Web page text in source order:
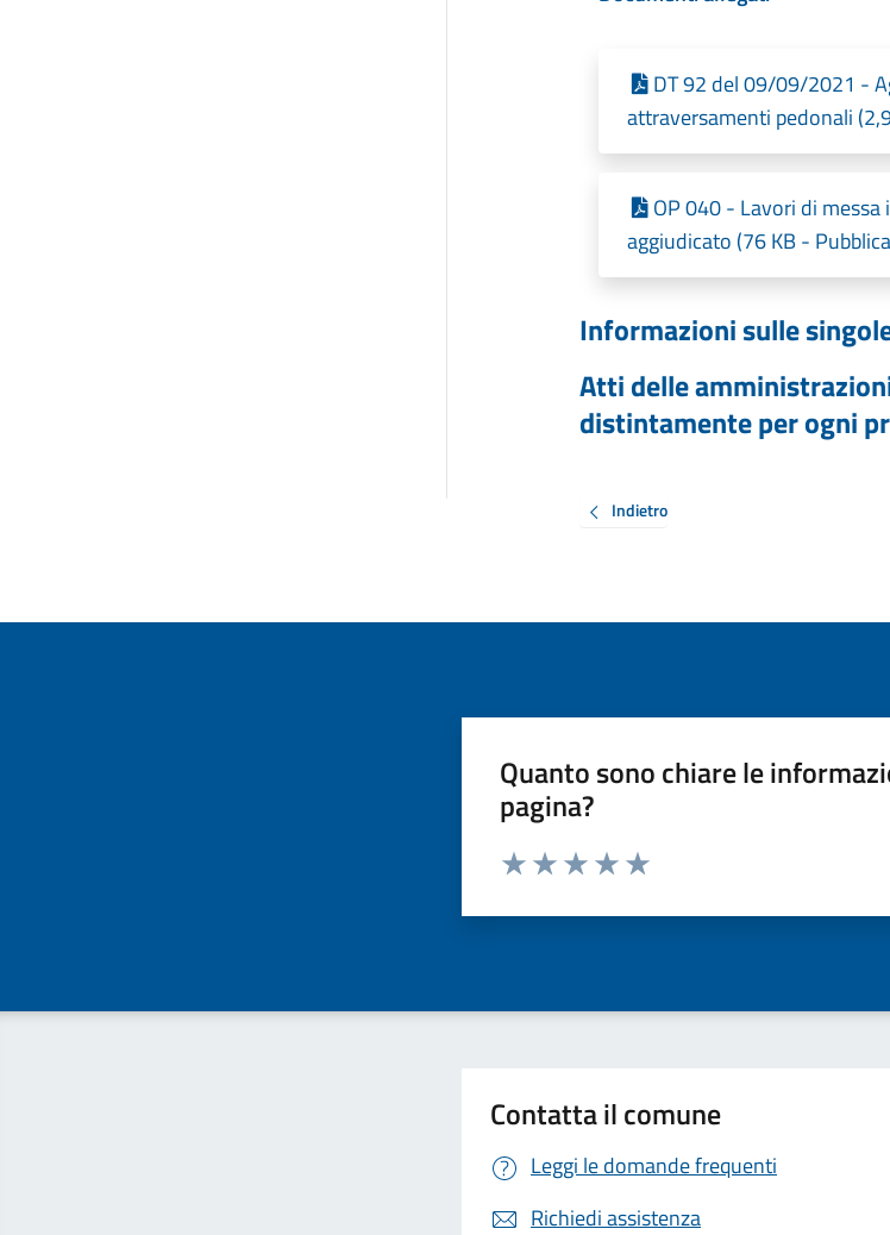
DT 92 del 09/09/2021 -
attraversamenti pedonali
OP 040 - Lavori di
aggiudicato (76 KB -
Informazioni sulle
Atti delle
distintamente per ogni
Indietro
Quanto sono chiare le
pagina?
Valuta da 1 a 5 stelle la pagina
Contatta il comune
Leggi le domande frequenti
Richiedi assistenza